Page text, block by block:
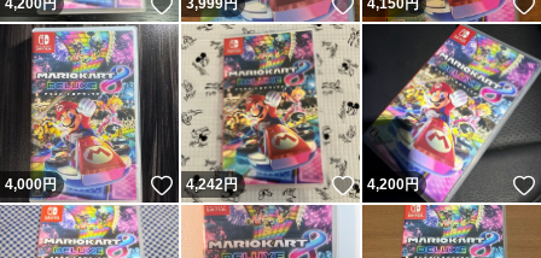
4,200円 いいね！
3,999円 いいね！
4,150円
4,000円 いいね！
4,242円 いいね！
4,200円